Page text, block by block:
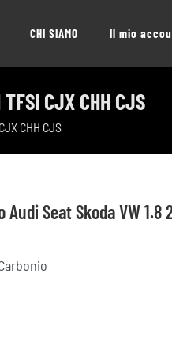
CHI SIAMO Il mio
CJX CHH CJS
CHH CJS
Seat Skoda VW 1.8